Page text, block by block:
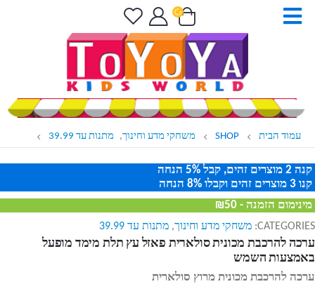
עמוד הבית SHOP משחקי מדע וחינוך, מתנות עד 39.99
קנה 2 מוצרים זהים, קבל 5% הנחה
קנו 3 מוצרים זהים וקבלו 8% הנחה
מינימום הזמנה - ₪50
CATEGORIES: משחקי מדע וחינוך, מתנות עד 39.99
ערכה להרכבת מכונית סולארית פאזל עץ תלת מימד מופעל
באמצעות השמש
ערכה להרכבת מכונית מרוץ סולארית